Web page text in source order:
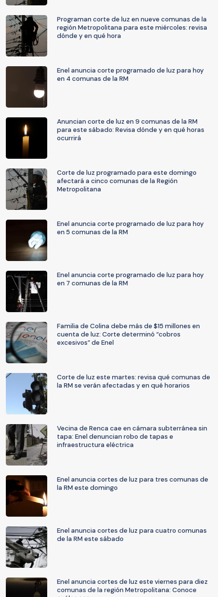
Programan corte de luz en nueve comunas de la
región Metropolitana para este miércoles: revisa
dónde y en qué hora
Enel anuncia corte programado de luz para hoy
en 4 comunas de la RM
Anuncian corte de luz en 9 comunas de la RM
para este sábado: Revisa dónde y en qué horas
ocurrirá
Corte de luz programado para este domingo
afectará a cinco comunas de la Región
Metropolitana
Enel anuncia corte programado de luz para hoy
en 5 comunas de la RM
Enel anuncia corte programado de luz para hoy
en 7 comunas de la RM
Familia de Colina debe más de $15 millones en
cuenta de luz: Corte determinó “cobros
excesivos” de Enel
Corte de luz este martes: revisa qué comunas de
la RM se verán afectadas y en qué horarios
Vecina de Renca cae en cámara subterránea sin
tapa: Enel denuncian robo de tapas e
infraestructura eléctrica
Enel anuncia cortes de luz para tres comunas de
la RM este domingo
Enel anuncia cortes de luz para cuatro comunas
de la RM este sábado
Enel anuncia cortes de luz este viernes para diez
comunas de la región Metropolitana: Conoce